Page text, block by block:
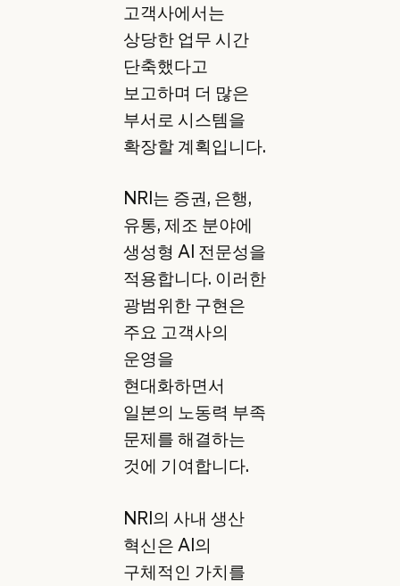
고객사에서는
상당한 업무 시간
단축했다고
보고하며 더 많은
부서로 시스템을
확장할 계획입니다.
NRI는 증권, 은행,
유통, 제조 분야에
생성형 AI 전문성을
적용합니다. 이러한
광범위한 구현은
주요 고객사의
운영을
현대화하면서
일본의 노동력 부족
문제를 해결하는
것에 기여합니다.
NRI의 사내 생산
혁신은 AI의
구체적인 가치를